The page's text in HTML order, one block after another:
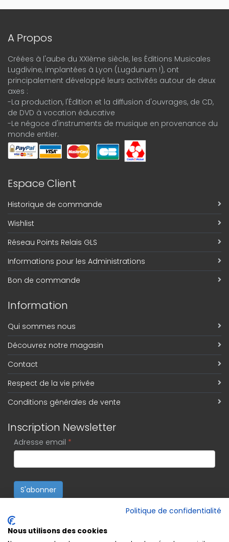
A Propos
Créées à l'aube du XXIème siècle, les Éditions Musicales
Lugdivine, implantées à Lyon (Lugdunum !), ont
principalement développé leurs activités autour de deux
axes :
-La production, l'Édition et la diffusion d'ouvrages, de CD,
de DVD à vocation éducative
-Le négoce d'instruments de musique en provenance du
monde entier.
Espace Client
Historique de commande
Wishlist
Réseau Points Relais GLS
Informations pour les Administrations
Bon de commande
Information
Qui sommes nous
Découvrez notre magasin
Contact
Respect de la vie privée
Conditions générales de vente
Inscription Newsletter
Adresse email *
S'abonner
Politique de confidentialité
Nous utilisons des cookies